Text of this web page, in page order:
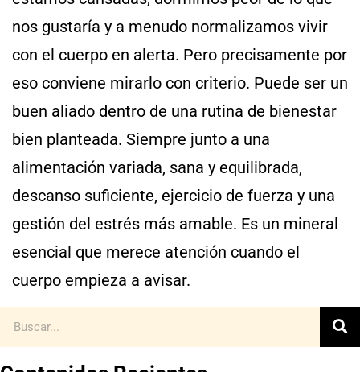
nos gustaría y a menudo normalizamos vivir
con el cuerpo en alerta. Pero precisamente por
eso conviene mirarlo con criterio. Puede ser un
buen aliado dentro de una rutina de bienestar
bien planteada. Siempre junto a una
alimentación variada, sana y equilibrada,
descanso suficiente, ejercicio de fuerza y una
gestión del estrés más amable. Es un mineral
esencial que merece atención cuando el
cuerpo empieza a avisar.